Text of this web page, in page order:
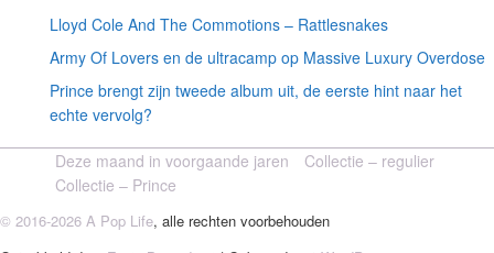
Lloyd Cole And The Commotions – Rattlesnakes
Army Of Lovers en de ultracamp op Massive Luxury Overdose
Prince brengt zijn tweede album uit, de eerste hint naar het
echte vervolg?
Deze maand in voorgaande jaren
Collectie – regulier
Collectie – Prince
© 2016-2026 A Pop Life, alle rechten voorbehouden